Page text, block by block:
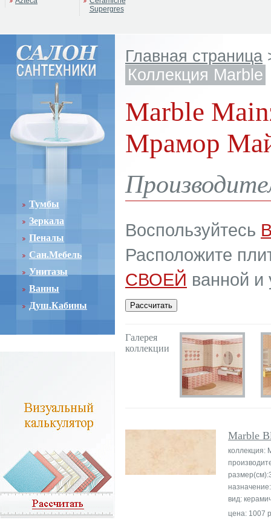
Supergres
Тумбы
Зеркала
Пеналы
Сан.Мебель
Унитазы
Ванны
Душ.Кабины
Главная страница
Коллекция Marble
Marble
Мрамор
Воспользуйтесь
Расположите
СВОЕЙ ванной и
Галерея
коллекции
Marble
коллекция:
вид:
цена: 1007